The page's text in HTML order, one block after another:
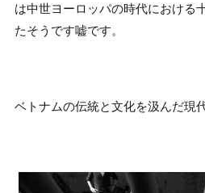
は中世ヨーロッパの時代における
たそうです嘘です。
ベトナムの伝統と文化を汲んだ現